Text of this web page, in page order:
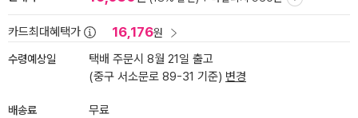
카드최대혜택가 16,176원
수령예상일
택배 주문시 8월 21일 출고
(중구 서소문로 89-31 기준) 변경
배송료
무료